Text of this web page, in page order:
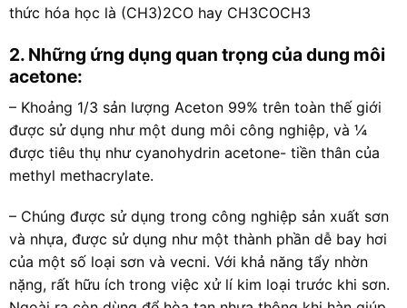
thức hóa học là (CH3)2CO hay CH3COCH3
2. Những ứng dụng quan trọng của dung môi
acetone:
– Khoảng 1/3 sản lượng Aceton 99% trên toàn thế giới
được sử dụng như một dung môi công nghiệp, và ¼
được tiêu thụ như cyanohydrin acetone- tiền thân của
methyl methacrylate.
– Chúng được sử dụng trong công nghiệp sản xuất sơn
và nhựa, được sử dụng như một thành phần dễ bay hơi
của một số loại sơn và vecni. Với khả năng tẩy nhờn
nặng, rất hữu ích trong việc xử lí kim loại trước khi sơn.